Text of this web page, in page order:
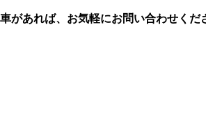
があれば、お気軽にお問い合わせくだ